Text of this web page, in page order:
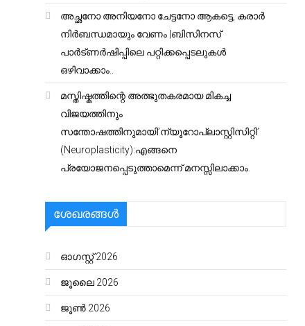
അച്ഛനോ അനിയനോ ചേട്ടനോ ആകട്ടെ, കരാർ
നിർബന്ധമായും വേണം |ബിസിനസ്
പാർട്ണർഷിപ്പിലെ പറ്റിക്കപ്പെടലുകൾ
ഒഴിവാക്കാം..
മസ്തിഷ്കത്തിന്റെ അത്ഭുതകരമായ മികച്ച
വിജയത്തിനും
സന്തോഷത്തിനുമായി’ന്യൂറോപ്ലാസ്റ്റിസിറ്റി’
(Neuroplasticity):എങ്ങനെ
പ്രയോജനപ്പെടുത്താമെന്ന് മനസ്സിലാക്കാം.
ശേഖരങ്ങൾ
ഓഗസ്റ്റ്‌ 2026
ജൂലൈ 2026
ജൂൺ 2026